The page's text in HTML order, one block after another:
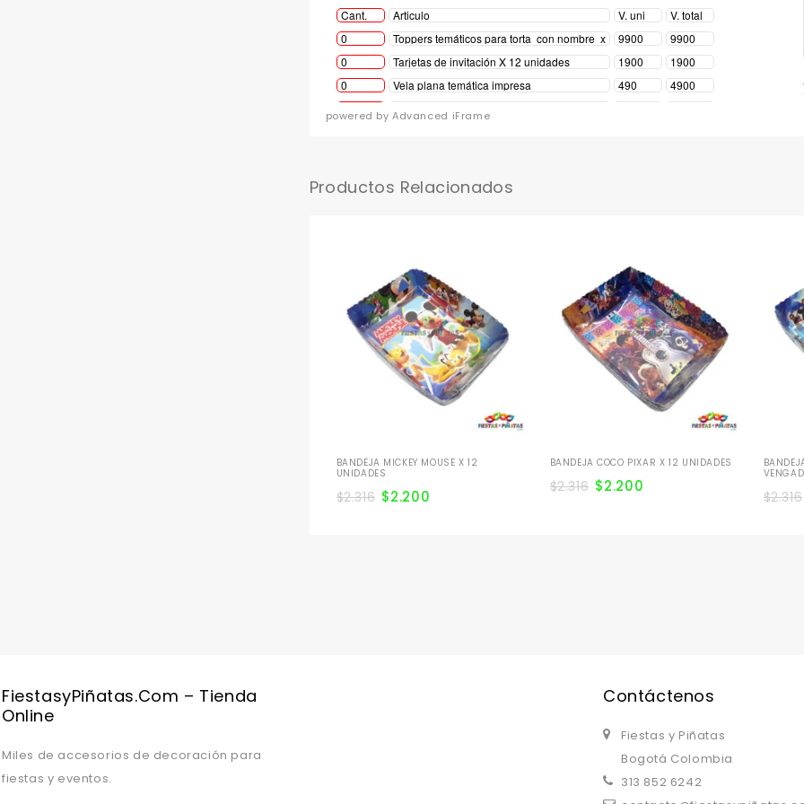
powered by Advanced iFrame
Productos Relacionados
BANDEJA MICKEY MOUSE X 12
UNIDADES
$2.316 $2.200
BANDEJA COCO PIXAR X 12 UNIDADES
$2.316 $2.200
$2.316
FiestasyPiñatas.com – Tienda
Online
Miles de accesorios de decoración para
fiestas y eventos.
Contáctenos
Fiestas y Piñatas
Bogotá Colombia
313 852 6242